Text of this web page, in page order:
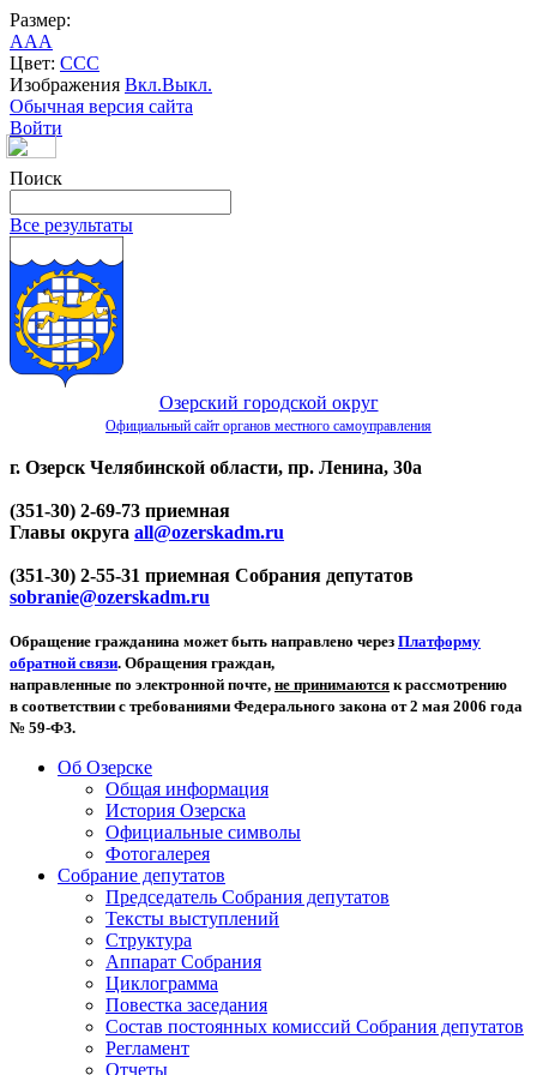
Размер:
AAA
Цвет: CCC
Изображения Вкл.Выкл.
Обычная версия сайта
Войти
Поиск
Все результаты
Озерский городской округ
Официальный сайт органов местного самоуправления
г. Озерск Челябинской области, пр. Ленина, 30а
(351-30) 2-69-73 приемная
Главы округа all@ozerskadm.ru
(351-30) 2-55-31 приемная Собрания депутатов
sobranie@ozerskadm.ru
Обращение гражданина может быть направлено через Платформу
обратной связи. Обращения граждан,
направленные по электронной почте, не принимаются к рассмотрению
в соответствии с требованиями Федерального закона от 2 мая 2006 года
№ 59-ФЗ.
Об Озерске
Общая информация
История Озерска
Официальные символы
Фотогалерея
Собрание депутатов
Председатель Собрания депутатов
Тексты выступлений
Структура
Аппарат Собрания
Циклограмма
Повестка заседания
Состав постоянных комиссий Собрания депутатов
Регламент
Отчеты